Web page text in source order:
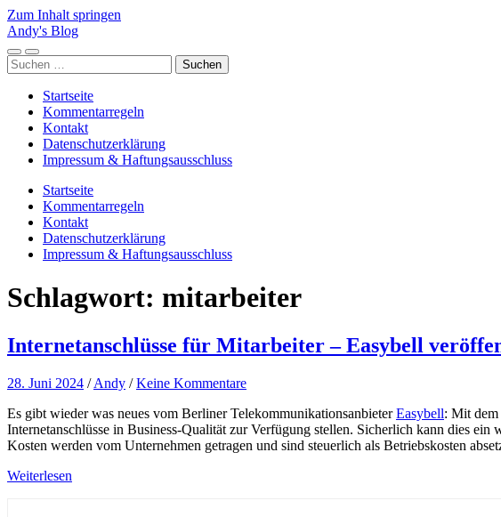
Zum Inhalt springen
Andy's Blog
Mobile-
Menü
Suchfeld
ein-/ausblenden
Suchen
nach:
Startseite
Kommentarregeln
Kontakt
Datenschutzerklärung
Impressum & Haftungsausschluss
Startseite
Kommentarregeln
Kontakt
Datenschutzerklärung
Impressum & Haftungsausschluss
Schlagwort: mitarbeiter
Internetanschlüsse für Mitarbeiter – Easybell
28. Juni 2024 /Andy /Keine Kommentare
Es gibt wieder was neues vom Berliner TelekommunikationsanbieterEasybell: Mit dem
Internetanschlüsse in Business-Qualität zur Verfügung stellen. Sicherlich kann dies
Kosten werden vom Unternehmen getragen und sind steuerlich als Betriebskosten
Weiterlesen